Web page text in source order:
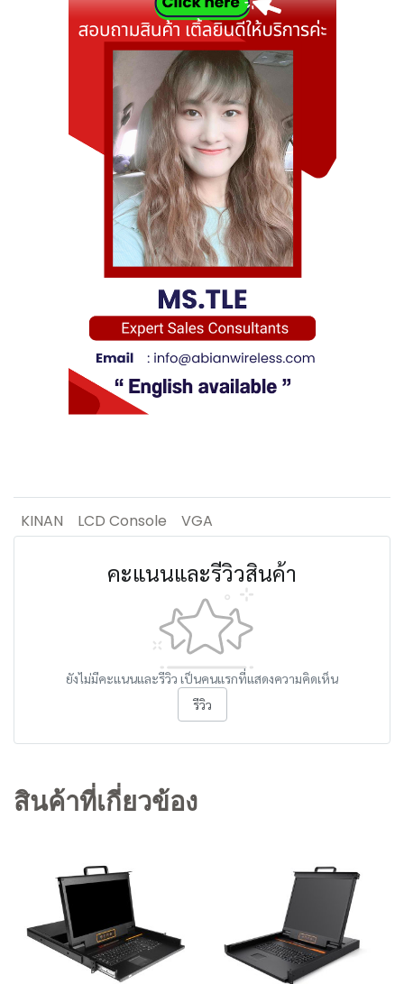
KINAN LCD Console VGA
คะแนนและรีวิวสินค้า
ยังไม่มีคะแนนและรีวิว เป็นคนแรกที่แสดงความคิดเห็น
รีวิว
สินค้าที่เกี่ยวข้อง